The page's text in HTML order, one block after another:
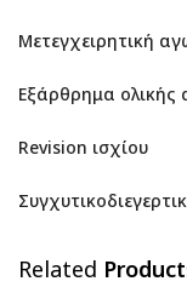
Μετεγχειρητική
Εξάρθρημα ολικής
Revision ισχίου
Related